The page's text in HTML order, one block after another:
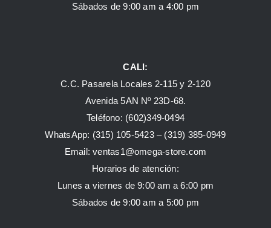
Sábados de 9:00 am a 4:00 pm
CALI:
C.C. Pasarela Locales 2-115 y 2-120
Avenida 5AN Nº 23D-68.
Teléfono: (602)349-0494
WhatsApp: (315) 105-5423 – (319) 385-0949
Email:ventas1@omega-store.com
Horarios de atención:
Lunes a viernes de 9:00 am a 6:00 pm
Sábados de 9:00 am a 5:00 pm